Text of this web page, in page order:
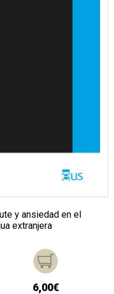
y ansiedad en el
extranjera
6,00€